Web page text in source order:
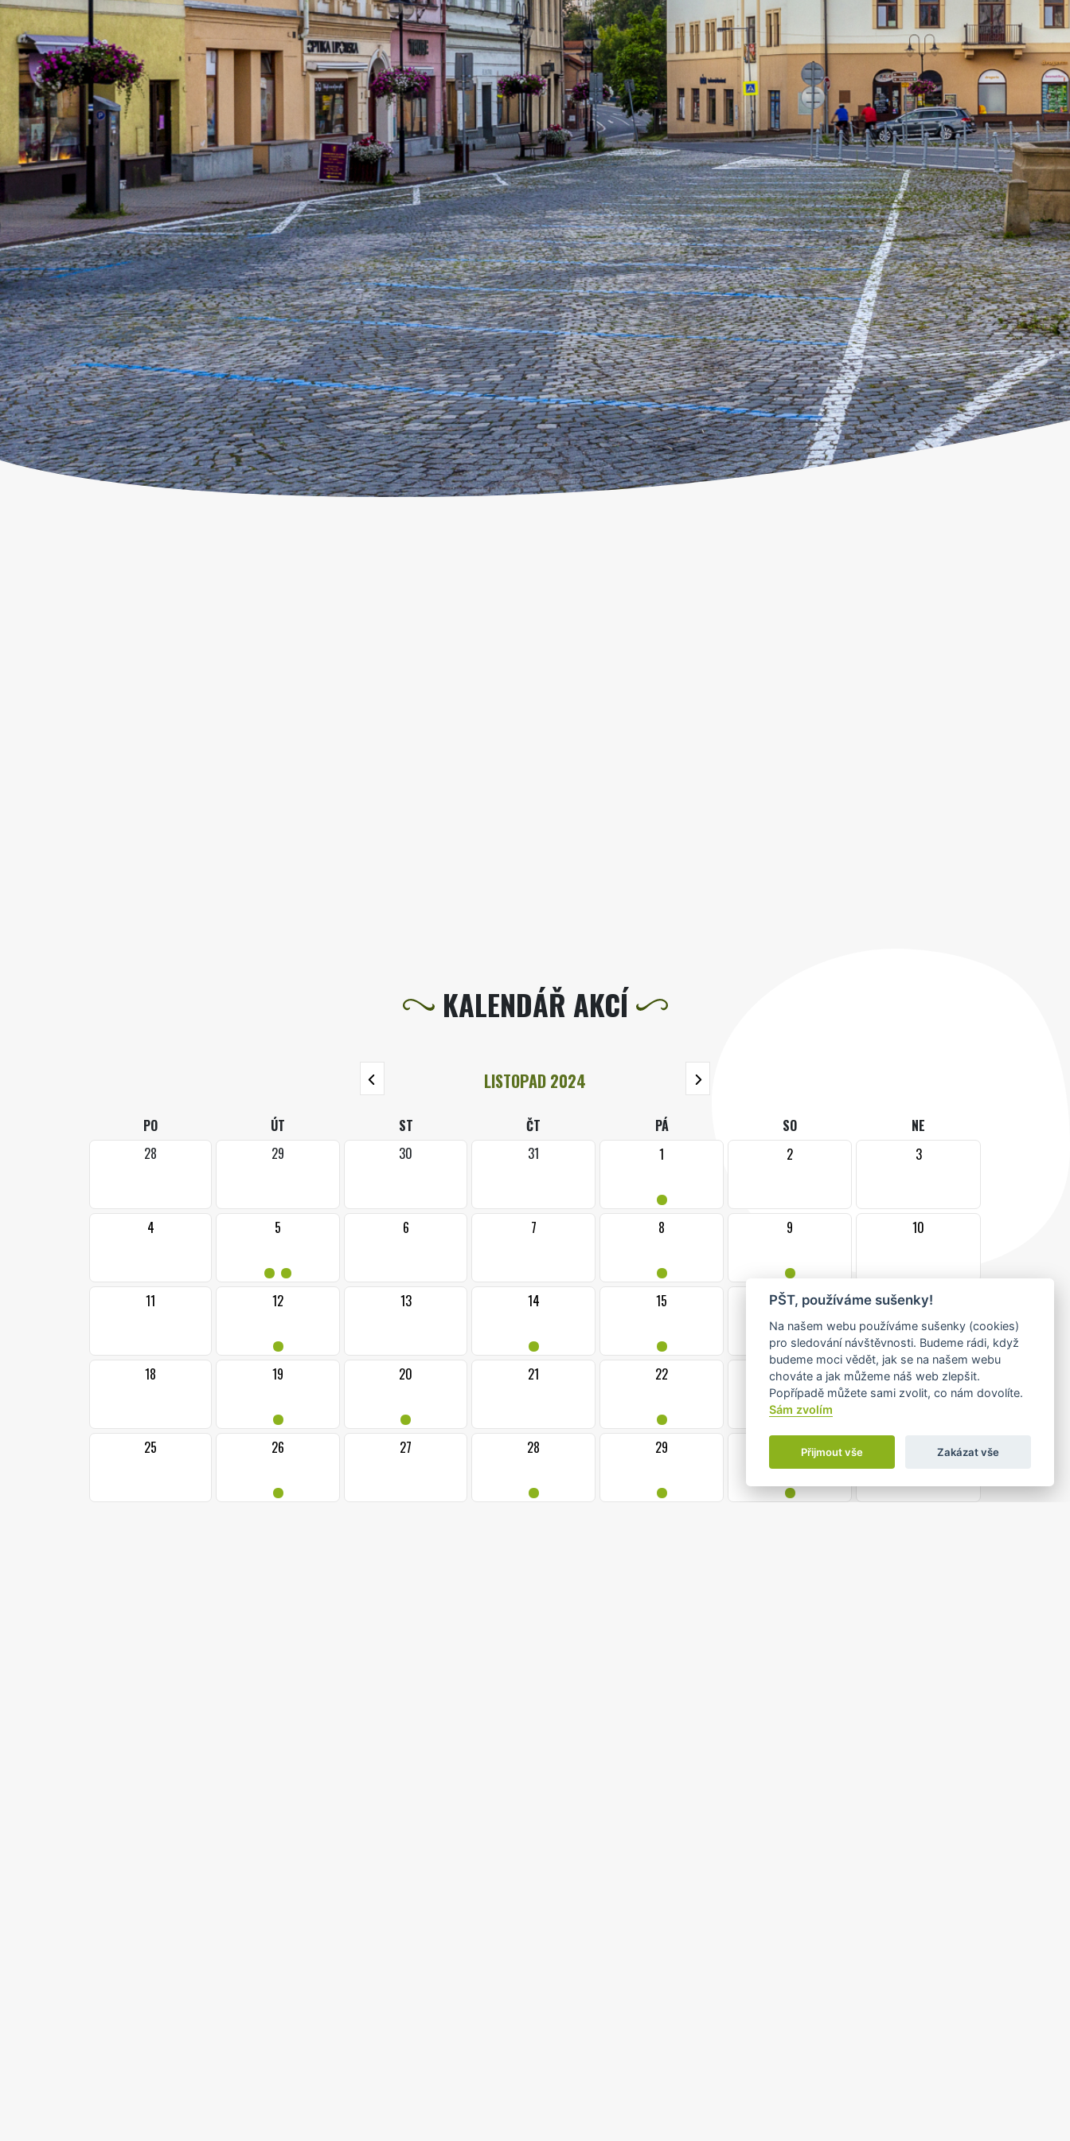
KALENDÁŘ AKCÍ
LISTOPAD 2024
PO ÚT ST ČT PÁ SO
NE
28
29 30 31 1
•
2 3
4 5
••
6 7 8
•
9
•
10
11 12
•
13 14
•
15
•
16 17
18 19
•
20
•
21 22
•
23 24
••
25 26
•
27 28
•
29
• •
PŠT, používáme sušenky!
Na našem webu používáme sušenky (cookies)
pro sledování návštěvnosti. Budeme rádi, když
budeme moci vědět, jak se na našem webu
chováte a jak můžeme náš web zlepšit.
Popřípadě můžete sami zvolit, co nám dovolíte.
Sám zvolím
Přijmout vše Zakázat vše